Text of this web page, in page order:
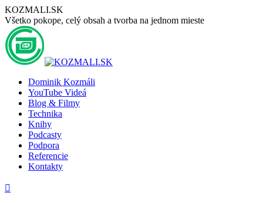
Preskočiť
na
obsah
KOZMALI.SK
Všetko pokope, celý obsah a tvorba na jednom mieste
Dominik Kozmáli
YouTube Videá
Blog & Filmy
Technika
Knihy
Podcasty
Podpora
Referencie
Kontakty
Stránka
Stránka
Stránka